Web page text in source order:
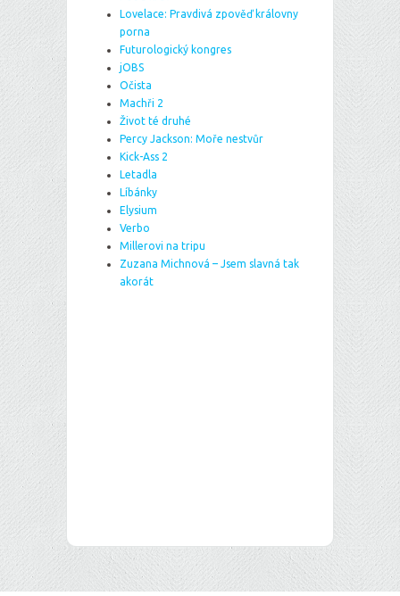
Lovelace: Pravdivá zpověď královny
porna
Futurologický kongres
jOBS
Očista
Machři 2
Život té druhé
Percy Jackson: Moře nestvůr
Kick-Ass 2
Letadla
Líbánky
Elysium
Verbo
Millerovi na tripu
Zuzana Michnová – Jsem slavná tak
akorát